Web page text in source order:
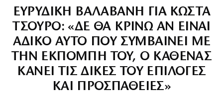
ΕΥΡΥΔΙΚΗ ΒΑΛΑΒΑΝΗ ΓΙΑ ΚΩΣΤΑ
ΤΣΟΥΡΟ: «ΔΕ ΘΑ ΚΡΙΝΩ ΑΝ ΕΙΝΑΙ
ΑΔΙΚΟ ΑΥΤΟ ΠΟΥ ΣΥΜΒΑΙΝΕΙ ΜΕ
ΤΗΝ ΕΚΠΟΜΠΗ ΤΟΥ, Ο ΚΑΘΕΝΑΣ
ΚΑΝΕΙ ΤΙΣ ΔΙΚΕΣ ΤΟΥ ΕΠΙΛΟΓΕΣ
ΚΑΙ ΠΡΟΣΠΑΘΕΙΕΣ»